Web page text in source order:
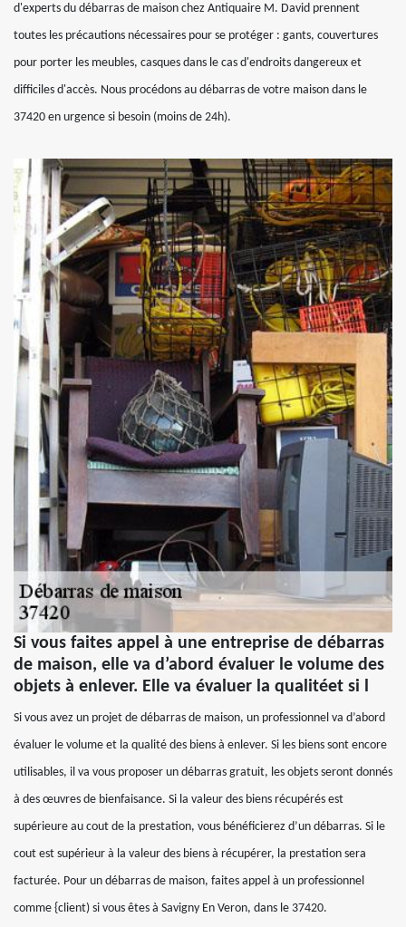
d'experts du débarras de maison chez Antiquaire M. David prennent
toutes les précautions nécessaires pour se protéger : gants, couvertures
pour porter les meubles, casques dans le cas d'endroits dangereux et
difficiles d'accès. Nous procédons au débarras de votre maison dans le
37420 en urgence si besoin (moins de 24h).
Si vous faites appel à une entreprise de débarras
de maison, elle va d’abord évaluer le volume des
objets à enlever. Elle va évaluer la qualitéet si l
Si vous avez un projet de débarras de maison, un professionnel va d’abord
évaluer le volume et la qualité des biens à enlever. Si les biens sont encore
utilisables, il va vous proposer un débarras gratuit, les objets seront donnés
à des œuvres de bienfaisance. Si la valeur des biens récupérés est
supérieure au cout de la prestation, vous bénéficierez d’un débarras. Si le
cout est supérieur à la valeur des biens à récupérer, la prestation sera
facturée. Pour un débarras de maison, faites appel à un professionnel
comme {client) si vous êtes à Savigny En Veron, dans le 37420.